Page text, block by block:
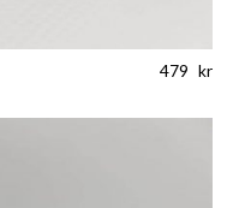
479 kr